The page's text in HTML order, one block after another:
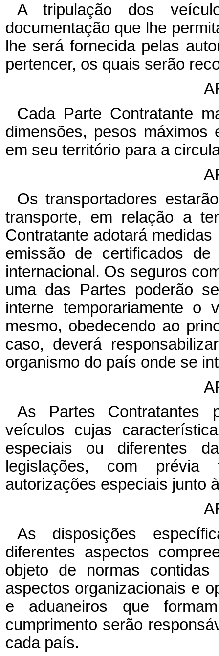
A tripulação dos
documentação que lhe
lhe será fornecida pelas
pertencer, os quais serão
Cada Parte Contratante
dimensões, pesos máximos
em seu território para a
Os transportadores
transporte, em relação a
Contratante adotará
emissão de certificados
internacional. Os seguros
uma das Partes poderão
interne temporariamente
mesmo, obedecendo ao
caso, deverá
organismo do país onde se
As Partes Contratantes
veículos cujas
especiais ou diferentes
legislações, com prévia
autorizações especiais junto
As disposições
diferentes aspectos
objeto de normas
aspectos organizacionais e
e aduaneiros que
cumprimento serão
cada país.